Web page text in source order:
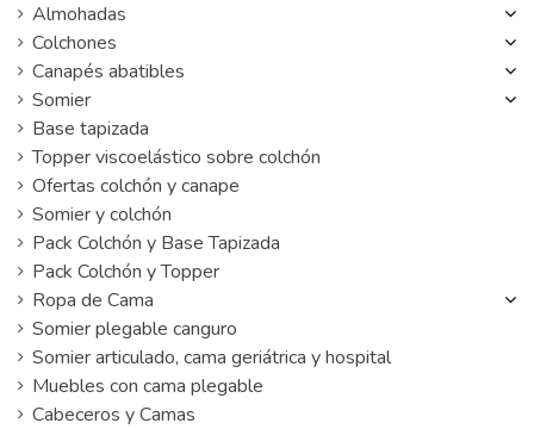
Almohadas
Colchones
Canapés abatibles
Somier
Base tapizada
Topper viscoelástico sobre colchón
Ofertas colchón y canape
Somier y colchón
Pack Colchón y Base Tapizada
Pack Colchón y Topper
Ropa de Cama
Somier plegable canguro
Somier articulado, cama geriátrica y hospital
Muebles con cama plegable
Cabeceros y Camas